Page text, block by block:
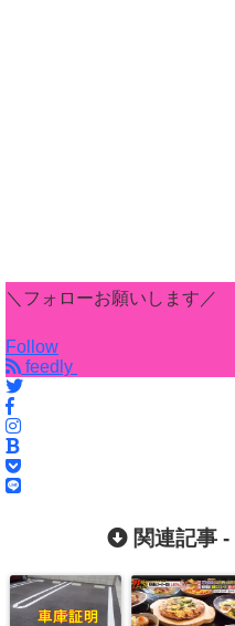
＼フォローお願いします／
Follow
feedly
関連記事 -